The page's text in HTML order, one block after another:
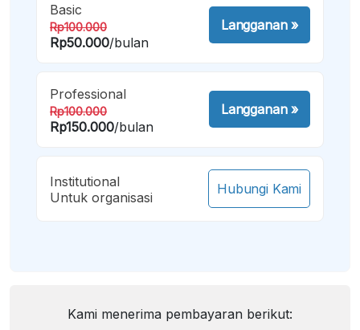
Basic
Rp100.000
Rp50.000/bulan
Langganan»
Professional
Rp100.000
Rp150.000/bulan
Langganan»
Institutional
Untuk organisasi
Hubungi Kami
Kami menerima pembayaran berikut: